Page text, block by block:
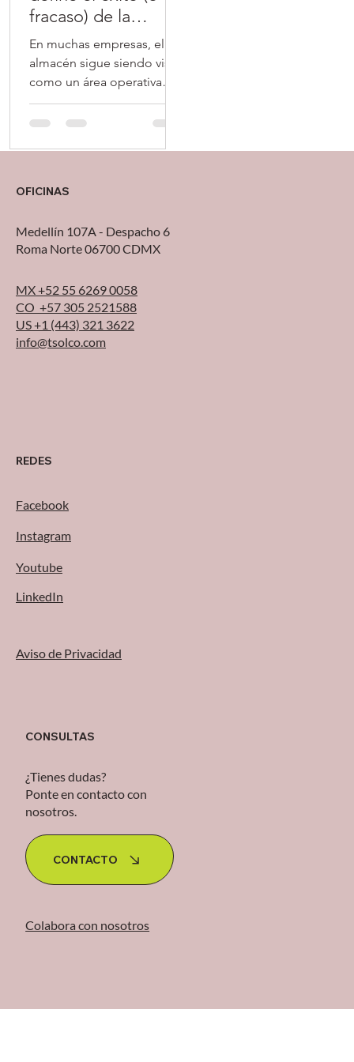
transportistas y mayores
expectativas de servicio
exige
fracaso) de la
operación
En muchas empresas, el
almacén sigue siendo visto
como un área operativa
más, un lugar donde se
guarda inventario, se
convertido en uno de los
cadena de suministro , ahí
se define la promesa al
respuesta y muchas veces,
la rentabilidad del
negocio. Sin embargo,
todavía es común
MX +52 55 6269 0058
CO +57 305 2521588
US +1 (443) 321 3622
info@tsolco.com
Medellín 107A - Despacho 6
Roma Norte 06700 CDMX
OFICINAS
REDES
LinkedIn
Instagram
Facebook
Youtube
Aviso de Privacidad
Colabora con nosotros
CONTACTO
¿Tienes dudas?
Ponte en contacto con
nosotros.
CONSULTAS